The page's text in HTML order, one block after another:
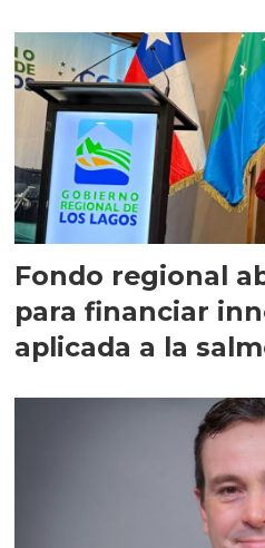
Fondo regional
para financiar
aplicada a la